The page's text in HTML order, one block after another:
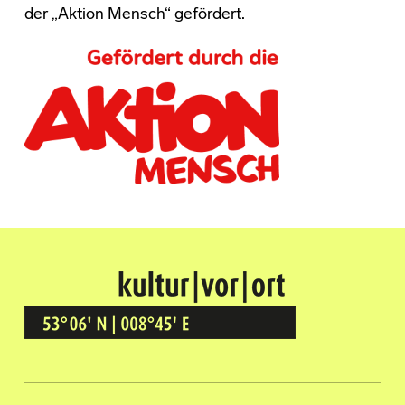
der „Aktion Mensch“ gefördert.
Kultur Vor Ort
BREMEN GRÖPELINGEN